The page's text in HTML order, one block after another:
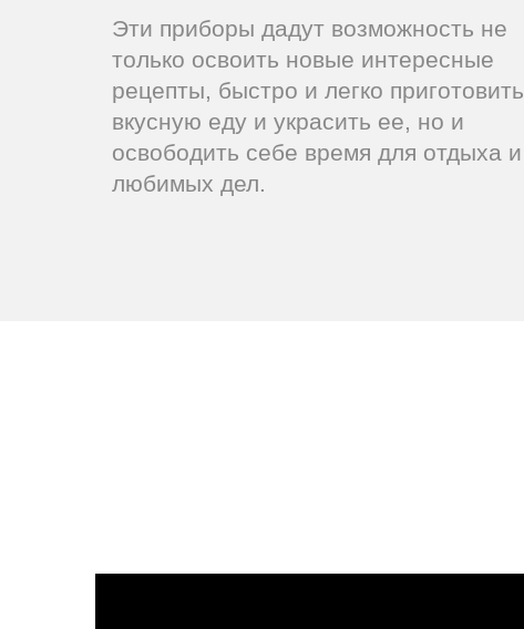
Эти приборы дадут возможность не
только освоить новые интересные
рецепты, быстро и легко приготовить
вкусную еду и украсить ее, но и
освободить себе время для отдыха и
любимых дел.